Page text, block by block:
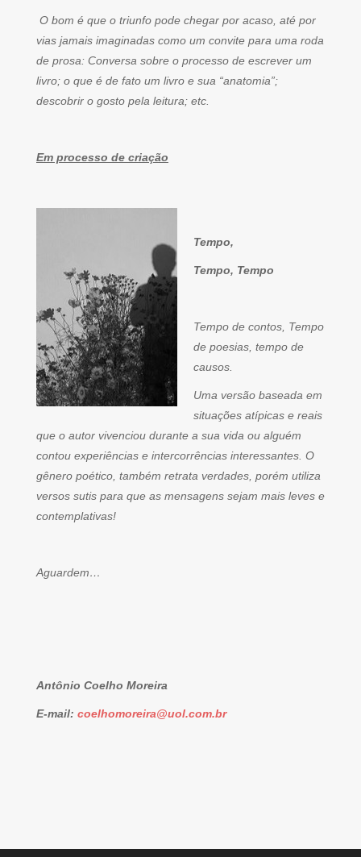
O bom é que o triunfo pode chegar por acaso, até por
vias jamais imaginadas como um convite para uma roda
de prosa: Conversa sobre o processo de escrever um
livro; o que é de fato um livro e sua “anatomia”;
descobrir o gosto pela leitura; etc.
Em processo de criação
Tempo,
Tempo, Tempo
Tempo de contos, Tempo
de poesias, tempo de
causos.
Uma versão baseada em
situações atípicas e reais
que o autor vivenciou durante a sua vida ou alguém
contou experiências e intercorrências interessantes. O
gênero poético, também retrata verdades, porém utiliza
versos sutis para que as mensagens sejam mais leves e
contemplativas!
Aguardem…
Antônio Coelho Moreira
E-mail: coelhomoreira@uol.com.br